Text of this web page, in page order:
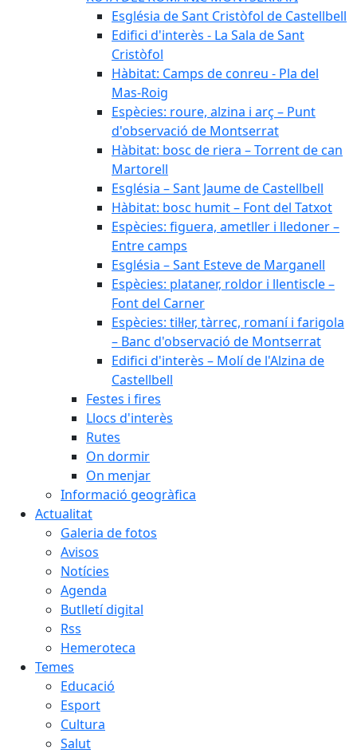
Església de Sant Cristòfol de Castellbell
Edifici d'interès - La Sala de Sant
Cristòfol
Hàbitat: Camps de conreu - Pla del
Mas-Roig
Espècies: roure, alzina i arç – Punt
d'observació de Montserrat
Hàbitat: bosc de riera – Torrent de can
Martorell
Església – Sant Jaume de Castellbell
Hàbitat: bosc humit – Font del Tatxot
Espècies: figuera, ametller i lledoner –
Entre camps
Església – Sant Esteve de Marganell
Espècies: plataner, roldor i llentiscle –
Font del Carner
Espècies: til·ler, tàrrec, romaní i farigola
– Banc d'observació de Montserrat
Edifici d'interès – Molí de l'Alzina de
Castellbell
Festes i fires
Llocs d'interès
Rutes
On dormir
On menjar
Informació geogràfica
Actualitat
Galeria de fotos
Avisos
Notícies
Agenda
Butlletí digital
Rss
Hemeroteca
Temes
Educació
Esport
Cultura
Salut